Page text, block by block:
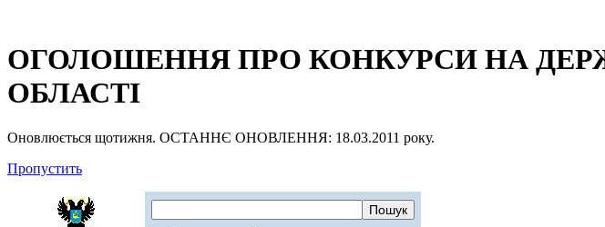
ОГОЛОШЕННЯ ПРО КОНКУРСИ НА
ОБЛАСТІ
Оновлюється щотижня. ОСТАННЄ ОНОВЛЕННЯ: 18.03.2011 року.
Пропустить